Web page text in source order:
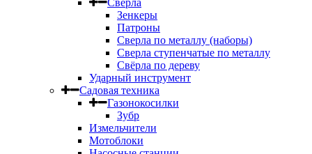
Сверла
Зенкеры
Патроны
Сверла по металлу (наборы)
Сверла ступенчатые по металлу
Свёрла по дереву
Ударный инструмент
Садовая техника
Газонокосилки
Зубр
Измельчители
Мотоблоки